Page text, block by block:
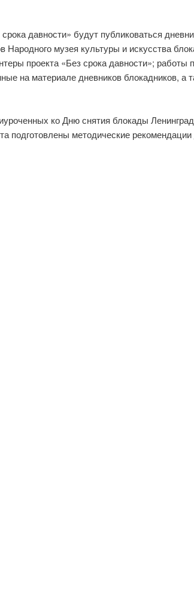
давности» будут публиковаться
музея культуры и искусства
проекта «Без срока давности»; работы
на материале дневников блокадников, а
ко Дню снятия блокады
подготовлены методические